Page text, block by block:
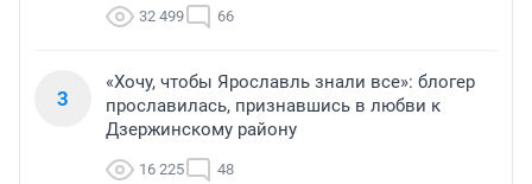
32 499 66
3
«Хочу, чтобы Ярославль знали все»: блогер
прославилась, признавшись в любви к
Дзержинскому району
16 225 48